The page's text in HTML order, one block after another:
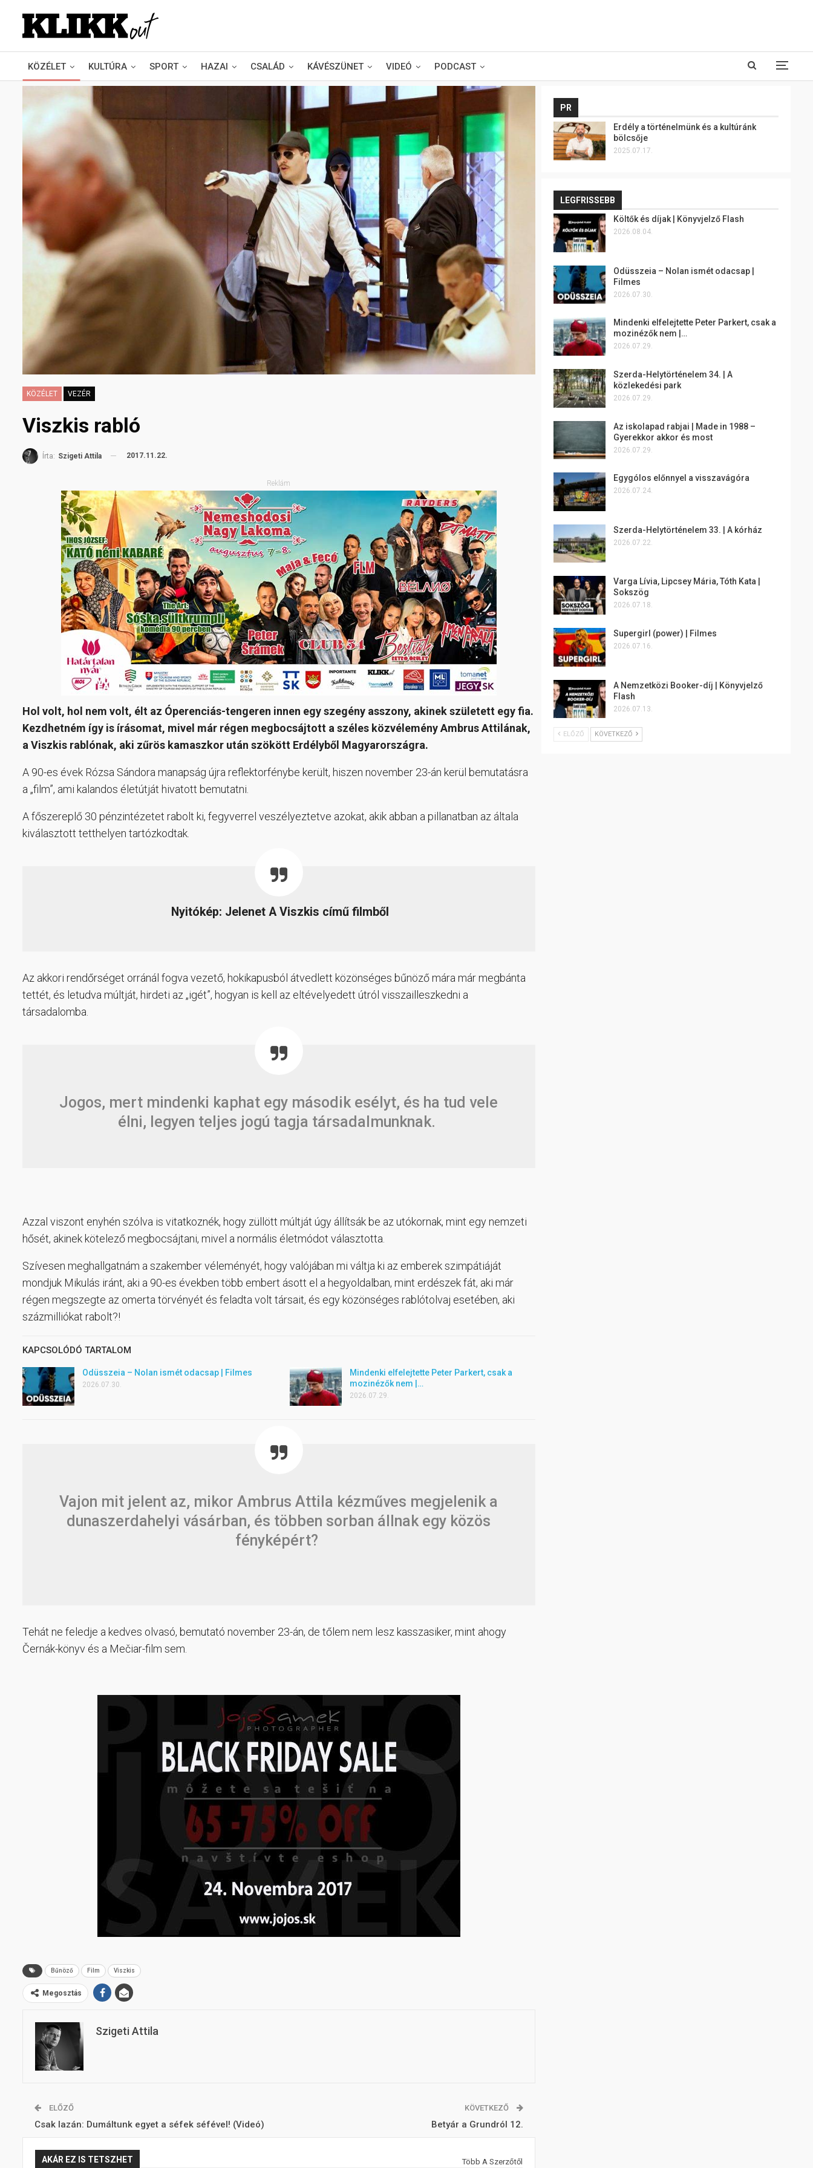
KÖZÉLET KULTÚRA SPORT HAZAI CSALÁD KÁVÉSZÜNET VIDEÓ PODCAST
KÖZÉLET VEZÉR
Viszkis rabló
Írta: Szigeti Attila 2017.11.22.
Reklám
Hol volt, hol nem volt, élt az Óperenciás-tengeren innen egy szegény asszony, akinek született egy fia.
Kezdhetném így is írásomat, mivel már régen megbocsájtott a széles közvélemény Ambrus Attilának,
a Viszkis rablónak, aki zűrös kamaszkor után szökött Erdélyből Magyarországra.
A 90-es évek Rózsa Sándora manapság újra reflektorfénybe került, hiszen november 23-án kerül bemutatásra
a „film”, ami kalandos életútját hivatott bemutatni.
A főszereplő 30 pénzintézetet rabolt ki, fegyverrel veszélyeztetve azokat, akik abban a pillanatban az általa
kiválasztott tetthelyen tartózkodtak.
Nyitókép: Jelenet A Viszkis című filmből
Az akkori rendőrséget orránál fogva vezető, hokikapusból átvedlett közönséges bűnöző mára már megbánta
tettét, és letudva múltját, hirdeti az „igét”, hogyan is kell az eltévelyedett útról visszailleszkedni a
társadalomba.
Jogos, mert mindenki kaphat egy második esélyt, és ha tud vele
élni, legyen teljes jogú tagja társadalmunknak.
Azzal viszont enyhén szólva is vitatkoznék, hogy züllött múltját úgy állítsák be az utókornak, mint egy nemzeti
hősét, akinek kötelező megbocsájtani, mivel a normális életmódot választotta.
Szívesen meghallgatnám a szakember véleményét, hogy valójában mi váltja ki az emberek szimpátiáját
mondjuk Mikulás iránt, aki a 90-es években több embert ásott el a hegyoldalban, mint erdészek fát, aki már
régen megszegte az omerta törvényét és feladta volt társait, és egy közönséges rablótolvaj esetében, aki
százmilliókat rabolt?!
KAPCSOLÓDÓ TARTALOM
Odüsszeia – Nolan ismét odacsap | Filmes
2026.07.30.
Mindenki elfelejtette Peter Parkert, csak a
mozinézők nem |…
2026.07.29.
Vajon mit jelent az, mikor Ambrus Attila kézműves megjelenik a
dunaszerdahelyi vásárban, és többen sorban állnak egy közös
fényképért?
Tehát ne feledje a kedves olvasó, bemutató november 23-án, de tőlem nem lesz kasszasiker, mint ahogy
Černák-könyv és a Mečiar-film sem.
Bűnöző Film Viszkis
Megosztás
Szigeti Attila
ELŐZŐ
Csak lazán: Dumáltunk egyet a séfek séfével! (Videó)
KÖVETKEZŐ
Betyár a Grundról 12.
AKÁR EZ IS TETSZHET Több A Szerzőtől
PR
Erdély a történelmünk és a kultúránk
bölcsője
2025.07.17.
LEGFRISSEBB
Költők és díjak | Könyvjelző Flash
2026.08.04.
Odüsszeia – Nolan ismét odacsap |
Filmes
2026.07.30.
Mindenki elfelejtette Peter Parkert, csak a
mozinézők nem |…
2026.07.29.
Szerda-Helytörténelem 34. | A
közlekedési park
2026.07.29.
Az iskolapad rabjai | Made in 1988 –
Gyerekkor akkor és most
2026.07.29.
Egygólos előnnyel a visszavágóra
2026.07.24.
Szerda-Helytörténelem 33. | A kórház
2026.07.22.
Varga Lívia, Lipcsey Mária, Tóth Kata |
Sokszög
2026.07.18.
Supergirl (power) | Filmes
2026.07.16.
A Nemzetközi Booker-díj | Könyvjelző
Flash
2026.07.13.
ELŐZŐ KÖVETKEZŐ